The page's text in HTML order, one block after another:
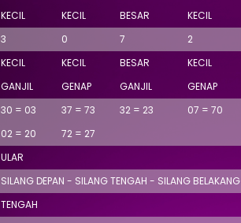
KECIL
KECIL BESAR
KECIL
3 0 7 2
KECIL KECIL BESAR
KECIL
GANJIL
GENAP GANJIL GENAP
30 = 03 37 = 73 32 = 23
07 = 70
02 = 20
72 = 27
ULAR
SILANG DEPAN - SILANG TENGAH - SILANG BELAKANG
TENGAH